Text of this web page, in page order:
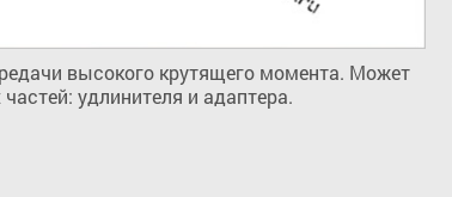
высокого крутящего момента. Может
удлинителя и адаптера.